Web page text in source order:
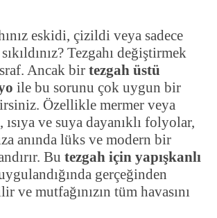
eskidi, çizildi veya sadece
Tezgahı değiştirmek
Ancak bir tezgah üstü
ile bu sorunu çok uygun bir
Özellikle mermer veya
ve suya dayanıklı folyolar,
anında lüks ve modern bir
Bu tezgah için yapışkanlı
gerçeğinden
ve mutfağınızın tüm havasını